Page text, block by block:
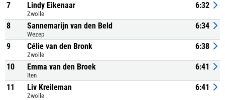
7 Lindy Eikenaar
Zwolle
6:32
8 Sannemarijn van den Beld
Wezep
6:34
9 Célie van den Bronk
Zwolle
6:38
10 Emma van den Broek
Iten
6:41
11 Liv Kreileman
Zwolle
6:41